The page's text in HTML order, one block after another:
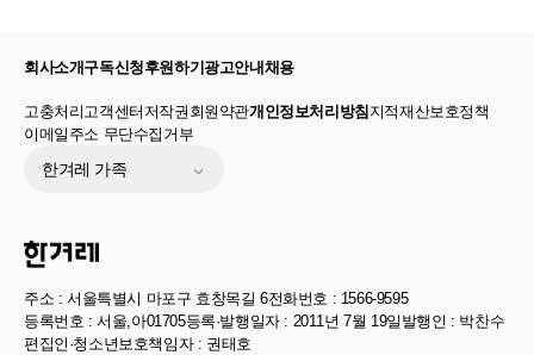
회사소개구독신청후원하기 광고안내채용
고충처리고객센터 저작권 회원약관개인정보처리방침 지적재산보호정책
이메일주소 무단수집거부
한겨레 가족
주소 : 서울특별시 마포구 효창목길 6전화번호 : 1566-9595
등록번호 : 서울,아01705등록·발행일자 : 2011년 7월 19일 발행인 : 박찬수
편집인·청소년보호책임자 : 권태호